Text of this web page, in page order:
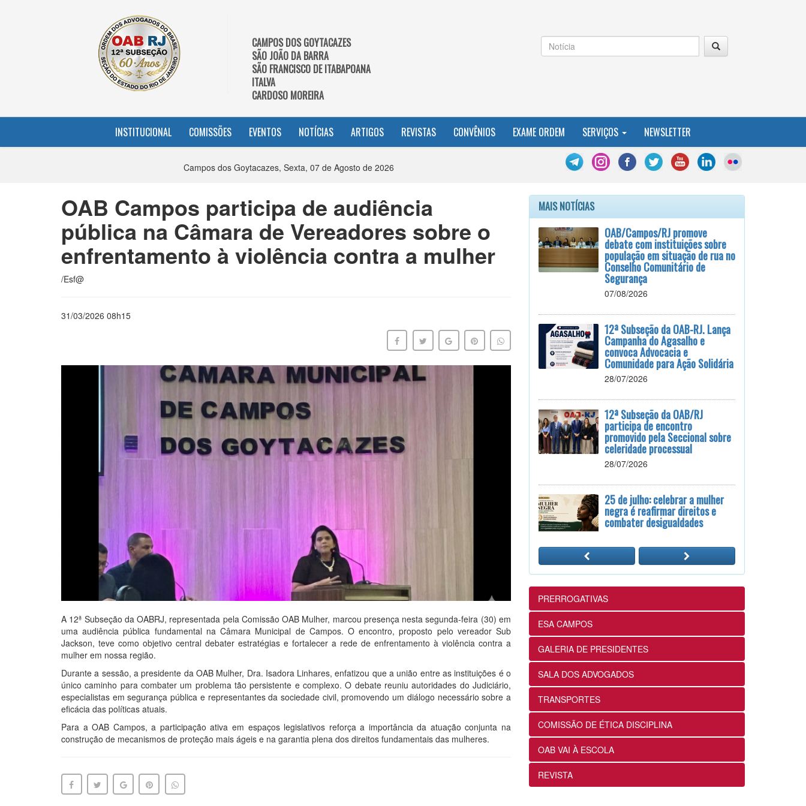
CAMPOS DOS GOYTACAZES
SÃO JOÃO DA BARRA
SÃO FRANCISCO DE ITABAPOANA
ITALVA
CARDOSO MOREIRA
INSTITUCIONAL COMISSÕES EVENTOS NOTÍCIAS ARTIGOS REVISTAS CONVÊNIOS EXAME ORDEM SERVIÇOS NEWSLETTER
Campos dos Goytacazes, Sexta, 07 de Agosto de 2026
OAB Campos participa de audiência
pública na Câmara de Vereadores sobre o
enfrentamento à violência contra a mulher
/Esf@
31/03/2026 08h15
A 12ª Subseção da OABRJ, representada pela Comissão OAB Mulher, marcou presença nesta segunda-feira (30) em
uma audiência pública fundamental na Câmara Municipal de Campos. O encontro, proposto pelo vereador Sub
Jackson, teve como objetivo central debater estratégias e fortalecer a rede de enfrentamento à violência contra a
mulher em nossa região.
Durante a sessão, a presidente da OAB Mulher, Dra. Isadora Linhares, enfatizou que a união entre as instituições é o
único caminho para combater um problema tão persistente e complexo. O debate reuniu autoridades do Judiciário,
especialistas em segurança pública e representantes da sociedade civil, promovendo um diálogo necessário sobre a
eficácia das políticas atuais.
Para a OAB Campos, a participação ativa em espaços legislativos reforça a importância da atuação conjunta na
construção de mecanismos de proteção mais ágeis e na garantia plena dos direitos fundamentais das mulheres.
MAIS NOTÍCIAS
OAB/Campos/RJ promove
debate com instituições sobre
população em situação de rua no
Conselho Comunitário de
Segurança
07/08/2026
12ª Subseção da OAB-RJ. Lança
Campanha do Agasalho e
convoca Advocacia e
Comunidade para Ação Solidária
28/07/2026
12ª Subseção da OAB/RJ
participa de encontro
promovido pela Seccional sobre
celeridade processual
28/07/2026
25 de julho: celebrar a mulher
negra é reafirmar direitos e
combater desigualdades
12ª Subseção e ESA realizam
Masterclass sobre Crimes
Eleitorais na Prática
24/07/2026
12ª Subseção e ESA alinham
projetos e ações voltados ao
fortalecimento dos futuros
advogados
OABRJ disponibiliza repositório
de manuais e cartilhas digitais
para apoiar a advocacia
fluminense
PRERROGATIVAS
ESA CAMPOS
GALERIA DE PRESIDENTES
SALA DOS ADVOGADOS
TRANSPORTES
COMISSÃO DE ÉTICA DISCIPLINA
OAB VAI À ESCOLA
REVISTA